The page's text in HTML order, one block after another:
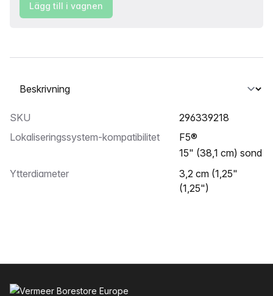
Lägg till i vagnen
Välj en flik
SKU
296339218
Lokaliseringssystem-kompatibilitet
F5®
15" (38,1 cm) sond
Ytterdiameter
3,2 cm (1,25"
(1,25")